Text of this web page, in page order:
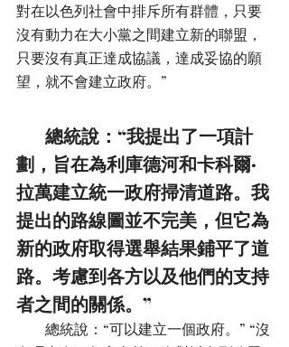
對在以色列社會中排斥所有群體，只要
沒有動力在大小黨之間建立新的聯盟，
只要沒有真正達成協議，達成妥協的願
望，就不會建立政府。”
劃，旨在為利庫德河和卡科爾·
拉萬建立統一政府掃清道路。我
提出的路線圖並不完美，但它為
新的政府取得選舉結果鋪平了道
路。考慮到各方以及他們的支持
者之間的關係。”